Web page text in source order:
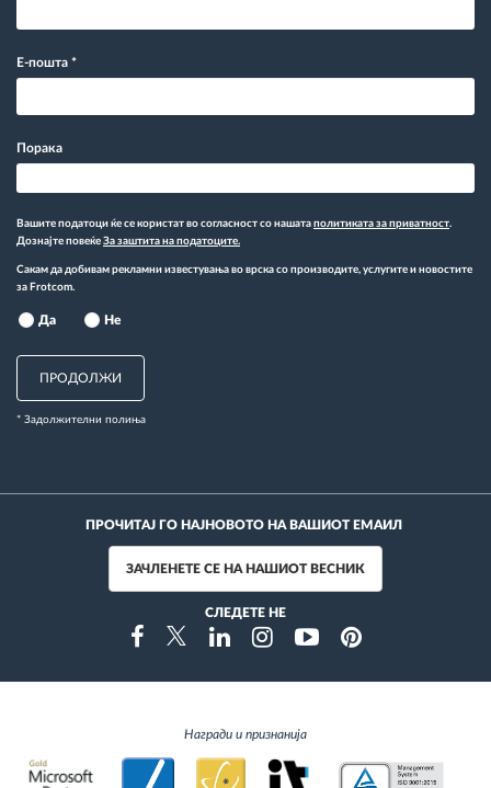
Е-пошта *
Порака
Вашите податоци ќе се користат во согласност со нашата политиката за приватност.
Дознајте повеќе За заштита на податоците.
Сакам да добивам рекламни известувања во врска со производите, услугите и новостите
за Frotcom.
Да Не
ПРОДОЛЖИ
* Задолжителни полиња
ПРОЧИТАЈ ГО НАЈНОВОТО НА ВАШИОТ ЕМАИЛ
ЗАЧЛЕНЕТЕ СЕ НА НАШИОТ ВЕСНИК
СЛЕДЕТЕ НЕ
FacebookTwitterLinkedinInstragramYoutubePinterest
Награди и признанија